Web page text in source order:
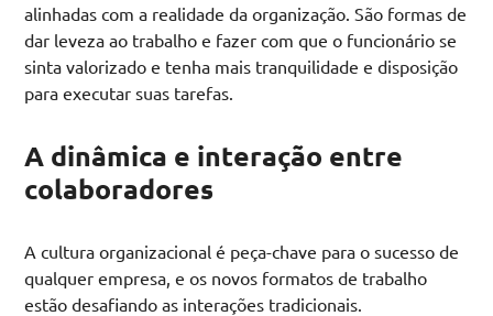
alinhadas com a realidade da organização. São formas de
dar leveza ao trabalho e fazer com que o funcionário se
sinta valorizado e tenha mais tranquilidade e disposição
para executar suas tarefas.
A dinâmica e interação entre
colaboradores
A cultura organizacional é peça-chave para o sucesso de
qualquer empresa, e os novos formatos de trabalho
estão desafiando as interações tradicionais.